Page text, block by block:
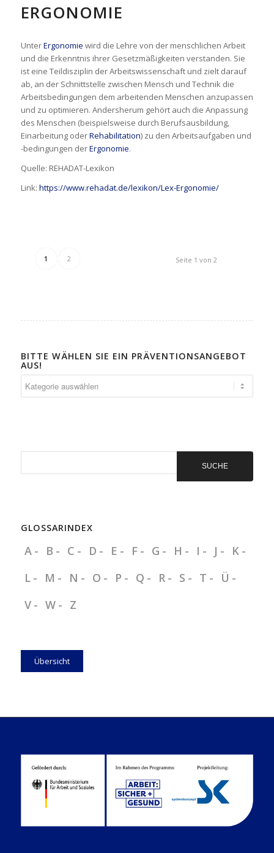
ERGONOMIE
UnterErgonomie wird die Lehre von der menschlichen Arbeit
und die Erkenntnis ihrer Gesetzmäßigkeiten verstanden. Sie
ist eine Teildisziplin der Arbeitswissenschaft und zielt darauf
ab, an der Schnittstelle zwischen Mensch und Technik die
Arbeitsbedingungen dem arbeitenden Menschen anzupassen
und zu optimieren. Andersherum gehört auch die Anpassung
des Menschen (beispielsweise durch Berufsausbildung,
Einarbeitung oderRehabilitation) zu den Arbeitsaufgaben und
-bedingungen derErgonomie.
Quelle: REHADAT-Lexikon
Link: https://www.rehadat.de/lexikon/Lex-Ergonomie/
Seite 1 von 2
1 2
BITTE WÄHLEN SIE EIN PRÄVENTIONSANGEBOT
AUS!
wählen
GLOSSARINDEX
A B C D E F G H I J
K
L
M N O P Q R S T
Ü
V
W Z
Übersicht